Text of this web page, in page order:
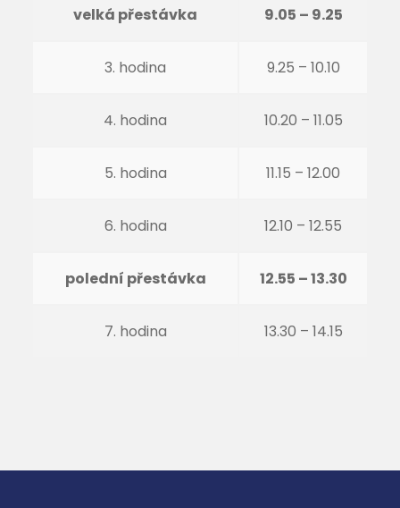
velká přestávka 9.05 – 9.25
3. hodina 9.25 – 10.10
4. hodina 10.20 – 11.05
5. hodina 11.15 – 12.00
6. hodina 12.10 – 12.55
polední přestávka 12.55 – 13.30
7. hodina 13.30 – 14.15